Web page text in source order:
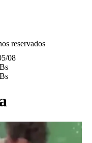
reservados
08